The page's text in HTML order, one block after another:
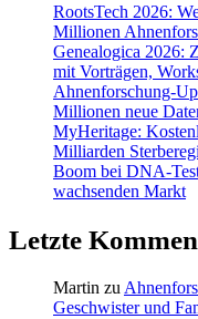
RootsTech 2026:
Millionen
Genealogica 2026:
mit Vorträgen,
Ahnenforschung-
Millionen neue
MyHeritage:
Milliarden
Boom bei DNA-
wachsenden Markt
Letzte
Martin zu
Geschwister und